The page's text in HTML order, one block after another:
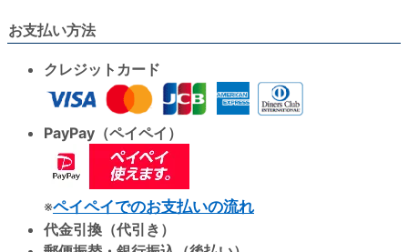
お支払い方法
クレジットカード
PayPay（ペイペイ）
※ペイペイでのお支払いの流れ
代金引換（代引き）